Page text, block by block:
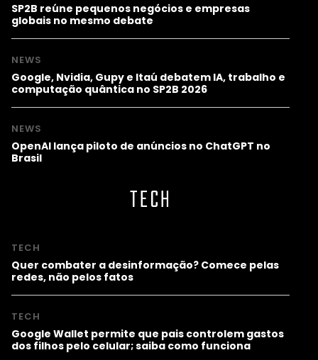
SP2B reúne pequenos negócios e empresas
globais no mesmo debate
NEWS
Google, Nvidia, Gupy e Itaú debatem IA, trabalho e
computação quântica no SP2B 2026
NEWS
OpenAI lança piloto de anúncios no ChatGPT no
Brasil
TECH
TECH
Quer combater a desinformação? Comece pelas
redes, não pelos fatos
TECH
Google Wallet permite que pais controlem gastos
dos filhos pelo celular; saiba como funciona